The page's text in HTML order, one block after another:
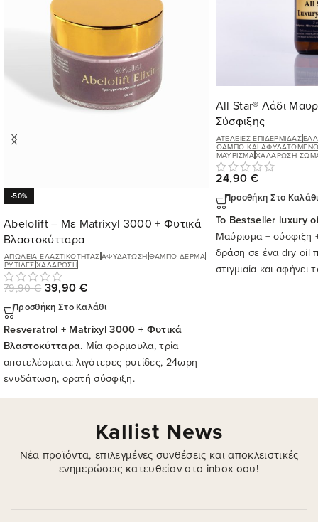
-50%
Abelolift – Με Matrixyl 3000 + Φυτικά
Βλαστοκύτταρα
ΑΠΏΛΕΙΑ ΕΛΑΣΤΙΚΌΤΗΤΑΣΑΦΥΔΆΤΩΣΗΘΑΜΠΌ ΔΈΡΜΑ
ΡΥΤΊΔΕΣΧΑΛΆΡΩΣΗ
79,90€ 39,90 €
Προσθήκη Στο Καλάθι
Resveratrol + Matrixyl 3000 + Φυτικά
Βλαστοκύτταρα. Μία φόρμουλα, τρία
αποτελέσματα: λιγότερες ρυτίδες, 24ωρη
ενυδάτωση, ορατή σύσφιξη.
All Star® Λάδι
Σύσφιξης
ΑΤΈΛΕΙΕΣ ΕΠΙΔΕΡΜΊΔΑΣ
ΘΑΜΠΌ ΚΑΙ
ΜΑΎΡΙΣΜΑΧΑΛΆΡΩΣΗ
24,90 €
Προσθήκη Στο Καλάθι
Το Bestseller luxury
Μαύρισμα + σύσφιξη
δράση σε ένα dry oil
στιγμιαία και
Kallist News
Νέα προϊόντα, επιλεγμένες συνθέσεις και αποκλειστικές
ενημερώσεις κατευθείαν στο inbox σου!